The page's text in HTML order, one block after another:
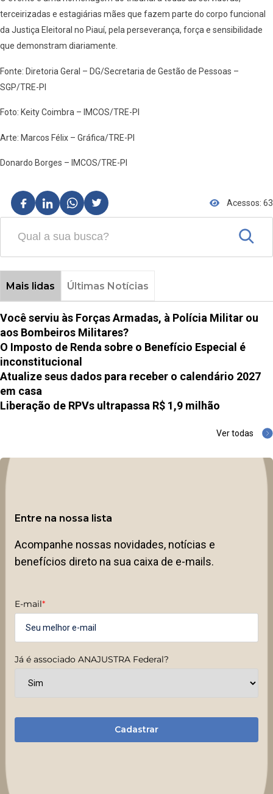
terceirizadas e estagiárias mães que fazem parte do corpo funcional
da Justiça Eleitoral no Piauí, pela perseverança, força e sensibilidade
que demonstram diariamente.
Fonte: Diretoria Geral – DG/Secretaria de Gestão de Pessoas –
SGP/TRE-PI
Foto: Keity Coimbra – IMCOS/TRE-PI
Arte: Marcos Félix – Gráfica/TRE-PI
Donardo Borges – IMCOS/TRE-PI
Acessos: 63
Mais lidas Últimas Notícias
Você serviu às Forças Armadas, à Polícia Militar ou
aos Bombeiros Militares?
O Imposto de Renda sobre o Benefício Especial é
inconstitucional
Atualize seus dados para receber o calendário 2027
em casa
Liberação de RPVs ultrapassa R$ 1,9 milhão
Ver todas
Entre na nossa lista
Acompanhe nossas novidades, notícias e
benefícios direto na sua caixa de e-mails.
E-mail*
Já é associado ANAJUSTRA Federal?
Cadastrar